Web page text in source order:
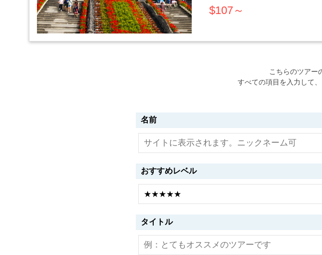
コ事務局長も「賞賛すべき建築上のポエ
$107～
こちらのツアー
すべての項目を入力して
名前
おすすめレベル
タイトル